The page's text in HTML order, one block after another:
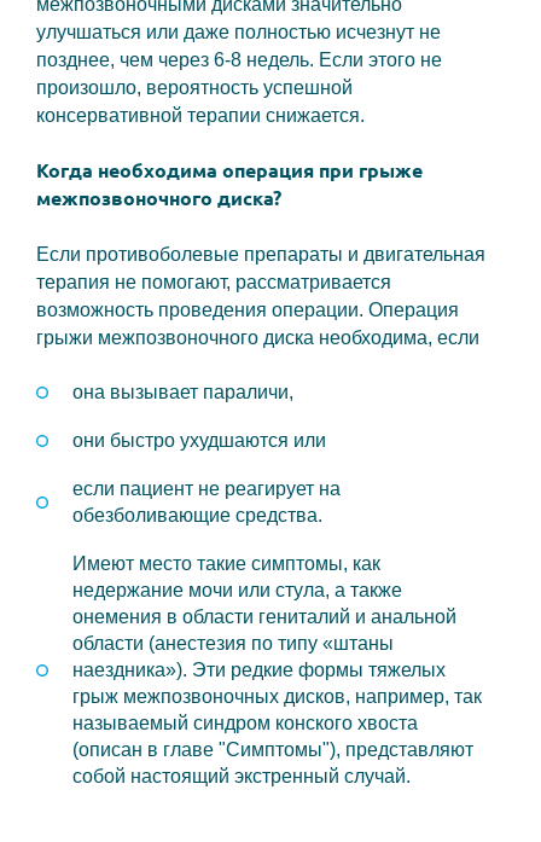
межпозвоночными дисками значительно
улучшаться или даже полностью исчезнут не
позднее, чем через 6-8 недель. Если этого не
произошло, вероятность успешной
консервативной терапии снижается.
Когда необходима операция при грыже
межпозвоночного диска?
Если противоболевые препараты и двигательная
терапия не помогают, рассматривается
возможность проведения операции. Операция
грыжи межпозвоночного диска необходима, если
она вызывает параличи,
они быстро ухудшаются или
если пациент не реагирует на
обезболивающие средства.
Имеют место такие симптомы, как
недержание мочи или стула, а также
онемения в области гениталий и анальной
области (анестезия по типу «штаны
наездника»). Эти редкие формы тяжелых
грыж межпозвоночных дисков, например, так
называемый синдром конского хвоста
(описан в главе "Симптомы"), представляют
собой настоящий экстренный случай.